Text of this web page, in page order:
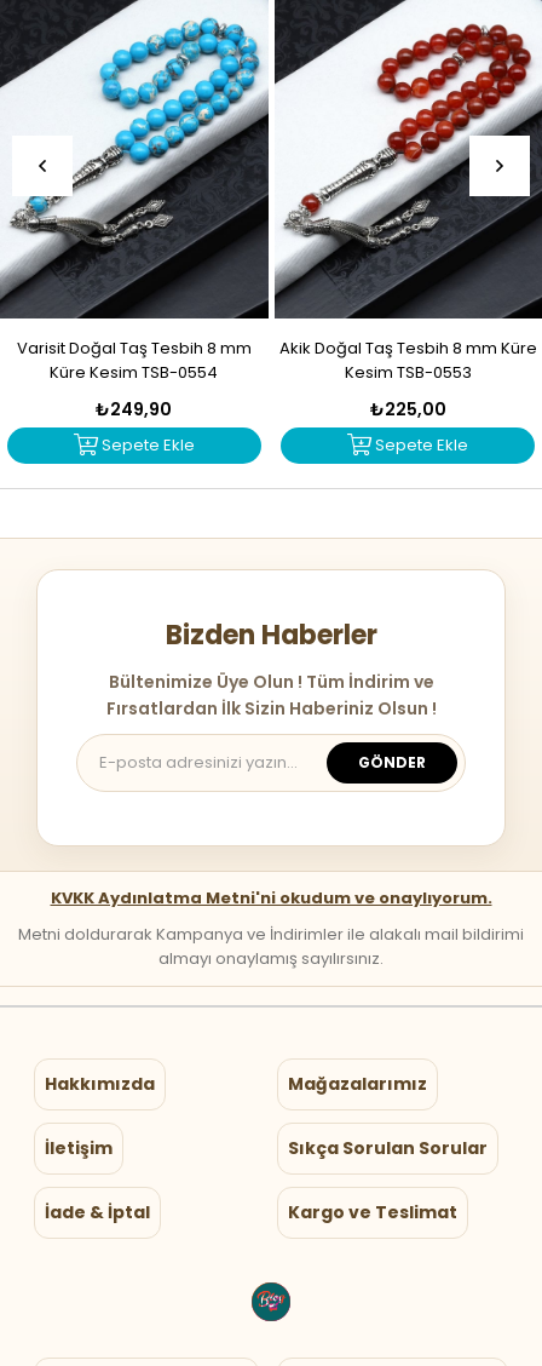
Varisit Doğal Taş Tesbih 8 mm
Küre Kesim TSB-0554
₺249,90
Sepete Ekle
Akik Doğal Taş Tesbih 8 mm Küre
Kesim TSB-0553
₺225,00
Sepete Ekle
Bizden Haberler
Bültenimize Üye Olun ! Tüm İndirim ve
Fırsatlardan İlk Sizin Haberiniz Olsun !
GÖNDER
KVKK Aydınlatma Metni'ni okudum ve onaylıyorum.
Metni doldurarak Kampanya ve İndirimler ile alakalı mail bildirimi
almayı onaylamış sayılırsınız.
Hakkımızda Mağazalarımız
İletişim Sıkça Sorulan Sorular
İade & İptal Kargo ve Teslimat